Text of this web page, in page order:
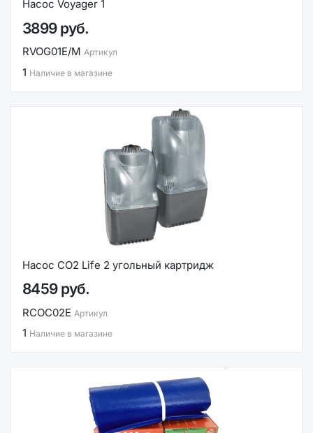
Насос Voyager 1
3899 руб.
RVOG01E/M Артикул
1 Наличие в магазине
Насос CO2 Life 2 угольный картридж
8459 руб.
RCOC02E Артикул
1 Наличие в магазине